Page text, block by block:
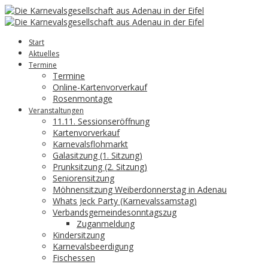
Start
Aktuelles
Termine
Termine
Online-Kartenvorverkauf
Rosenmontage
Veranstaltungen
11.11. Sessionseröffnung
Kartenvorverkauf
Karnevalsflohmarkt
Galasitzung (1. Sitzung)
Prunksitzung (2. Sitzung)
Seniorensitzung
Möhnensitzung Weiberdonnerstag in Adenau
Whats Jeck Party (Karnevalssamstag)
Verbandsgemeindesonntagszug
Zuganmeldung
Kindersitzung
Karnevalsbeerdigung
Fischessen